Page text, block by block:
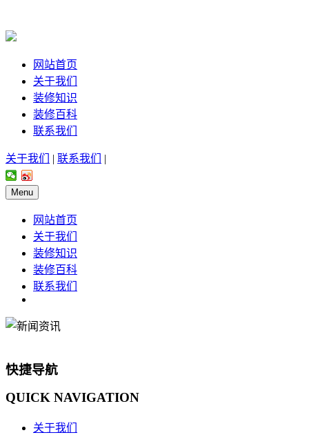
网站首页
关于我们
装修知识
装修百科
联系我们
关于我们 | 联系我们 |
Menu
网站首页
关于我们
装修知识
装修百科
联系我们
快捷导航
QUICK NAVIGATION
关于我们